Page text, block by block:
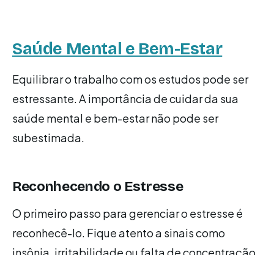
Saúde Mental e Bem-Estar
Equilibrar o trabalho com os estudos pode ser
estressante. A importância de cuidar da sua
saúde mental e bem-estar não pode ser
subestimada.
Reconhecendo o Estresse
O primeiro passo para gerenciar o estresse é
reconhecê-lo. Fique atento a sinais como
insônia, irritabilidade ou falta de concentração.